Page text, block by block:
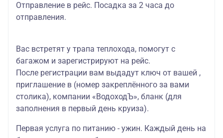
Отправление в рейс. Посадка за 2 часа до
отправления.
Вас встретят у трапа теплохода, помогут с
багажом и зарегистрируют на рейс.
После регистрации вам выдадут ключ от вашей ,
приглашение в (номер закреплённого за вами
столика), компании «ВодоходЪ», бланк (для
заполнения в первый день круиза).
Первая услуга по питанию - ужин. Каждый день на